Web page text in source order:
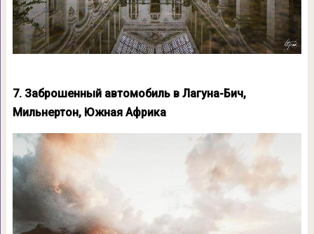
7. Заброшенный автомобиль в Лагуна-Бич,
Мильнертон, Южная Африка